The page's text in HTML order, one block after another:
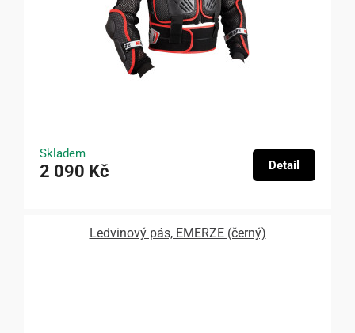
Skladem
2 090 Kč Detail
Ledvinový pás, EMERZE (černý)